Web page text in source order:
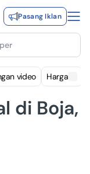
Pasang Iklan
video Harga
di Boja,